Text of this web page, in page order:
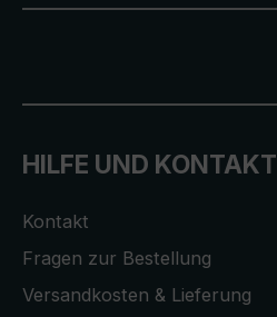
HILFE UND KONTAKT
Kontakt
Fragen zur Bestellung
Versandkosten & Lieferung